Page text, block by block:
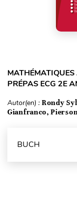
PRÉPAS ECG 2E
Autor(en) : Rondy
Gianfranco,
BUCH